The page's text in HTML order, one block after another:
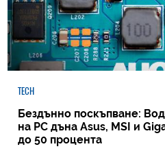
TECH
Бездънно поскъпване:
на РС дъна Asus, MSI и
до 50 процента